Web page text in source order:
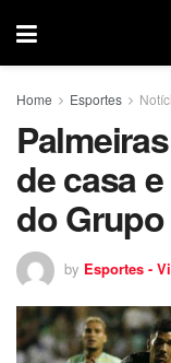
Home Esportes
de casa
do
by Esportes -